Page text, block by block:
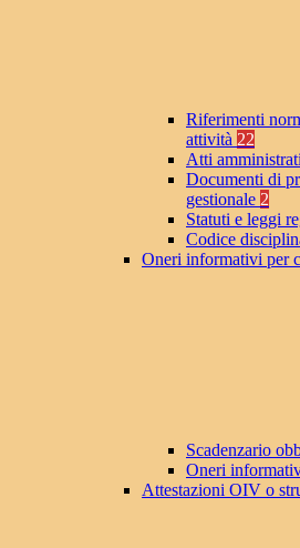
Riferimenti
attività 22
Atti
Documenti di
gestionale 2
Statuti e leggi
Codice
Oneri informativi per
Scadenzario
Oneri
Attestazioni OIV o